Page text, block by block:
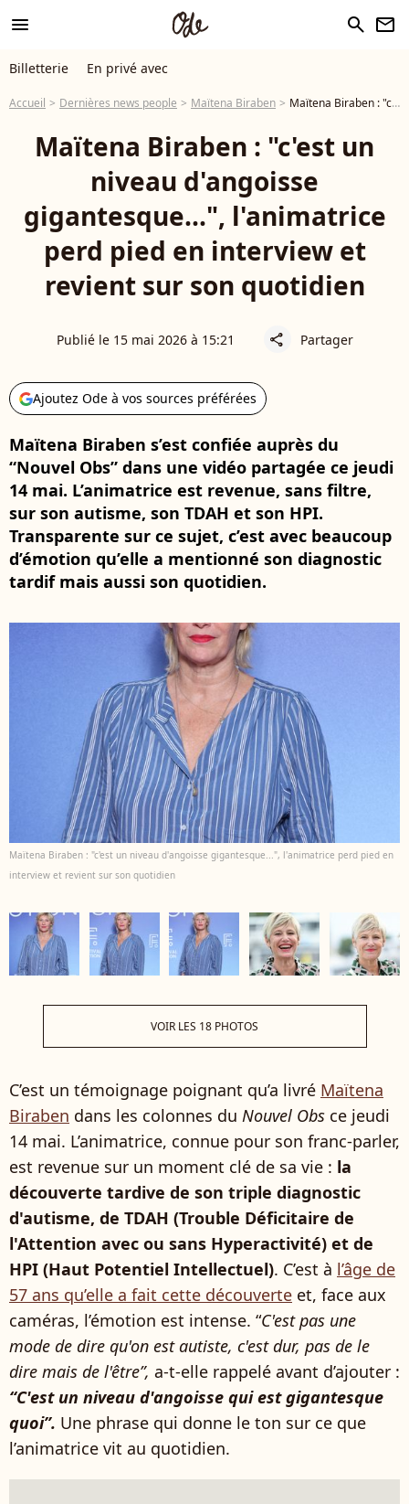
menu search newsletter
Billetterie En privé avec
Accueil Dernières news people Maïtena Biraben Maïtena Biraben : "c'est un niveau d'angoisse gigantesque...", l'animatrice perd pied en interview et revient sur son quotidien
Maïtena Biraben : "c'est un
niveau d'angoisse
gigantesque...", l'animatrice
perd pied en interview et
revient sur son quotidien
Publié le 15 mai 2026 à 15:21 share Partager
Ajoutez Ode à vos sources préférées
Maïtena Biraben s’est confiée auprès du
“Nouvel Obs” dans une vidéo partagée ce jeudi
14 mai. L’animatrice est revenue, sans filtre,
sur son autisme, son TDAH et son HPI.
Transparente sur ce sujet, c’est avec beaucoup
d’émotion qu’elle a mentionné son diagnostic
tardif mais aussi son quotidien.
Maïtena Biraben : "c'est un niveau d'angoisse gigantesque...", l'animatrice perd pied en
interview et revient sur son quotidien
VOIR LES 18 PHOTOS
C’est un témoignage poignant qu’a livré Maïtena
Biraben dans les colonnes du Nouvel Obs ce jeudi
14 mai. L’animatrice, connue pour son franc-parler,
est revenue sur un moment clé de sa vie : la
découverte tardive de son triple diagnostic
d'autisme, de TDAH (Trouble Déficitaire de
l'Attention avec ou sans Hyperactivité) et de
HPI (Haut Potentiel Intellectuel). C’est à l’âge de
57 ans qu’elle a fait cette découverte et, face aux
caméras, l’émotion est intense. “C'est pas une
mode de dire qu'on est autiste, c'est dur, pas de le
dire mais de l'être”, a-t-elle rappelé avant d’ajouter :
“C'est un niveau d'angoisse qui est gigantesque
quoi”. Une phrase qui donne le ton sur ce que
l’animatrice vit au quotidien.